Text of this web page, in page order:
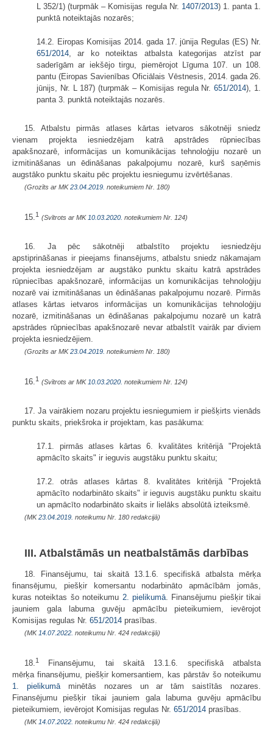
L 352/1) (turpmāk – Komisijas regula Nr. 1407/2013) 1. panta 1.
punktā noteiktajās nozarēs;
14.2. Eiropas Komisijas 2014. gada 17. jūnija Regulas (ES) Nr.
651/2014 , ar ko noteiktas atbalsta kategorijas atzīst par
saderīgām ar iekšējo tirgu, piemērojot Līguma 107. un 108.
pantu (Eiropas Savienības Oficiālais Vēstnesis, 2014. gada 26.
jūnijs, Nr. L 187) (turpmāk – Komisijas regula Nr.651/2014), 1.
panta 3. punktā noteiktajās nozarēs.
15. Atbalstu pirmās atlases kārtas ietvaros sākotnēji sniedz
vienam projekta iesniedzējam katrā apstrādes rūpniecības
apakšnozarē, informācijas un komunikācijas tehnoloģiju nozarē un
izmitināšanas un ēdināšanas pakalpojumu nozarē, kurš saņēmis
augstāko punktu skaitu pēc projektu iesniegumu izvērtēšanas.
(Grozīts ar MK23.04.2019. noteikumiem Nr. 180)
15. 1 (Svītrots ar MK 10.03.2020. noteikumiem Nr. 124)
16. Ja pēc sākotnēji atbalstīto projektu iesniedzēju
apstiprināšanas ir pieejams finansējums, atbalstu sniedz nākamajam
projekta iesniedzējam ar augstāko punktu skaitu katrā apstrādes
rūpniecības apakšnozarē, informācijas un komunikācijas tehnoloģiju
nozarē vai izmitināšanas un ēdināšanas pakalpojumu nozarē. Pirmās
atlases kārtas ietvaros informācijas un komunikācijas tehnoloģiju
nozarē, izmitināšanas un ēdināšanas pakalpojumu nozarē un katrā
apstrādes rūpniecības apakšnozarē nevar atbalstīt vairāk par diviem
projekta iesniedzējiem.
(Grozīts ar MK23.04.2019. noteikumiem Nr. 180)
16.1 (Svītrots ar MK 10.03.2020. noteikumiem Nr. 124)
17. Ja vairākiem nozaru projektu iesniegumiem ir piešķirts vienāds
punktu skaits, priekšroka ir projektam, kas pasākuma:
17.1. pirmās atlases kārtas 6. kvalitātes kritērijā "Projektā
apmācīto skaits" ir ieguvis augstāku punktu skaitu;
17.2. otrās atlases kārtas 8. kvalitātes kritērijā "Projektā
apmācīto nodarbināto skaits" ir ieguvis augstāku punktu skaitu
un apmācīto nodarbināto skaits ir lielāks absolūtā izteiksmē.
(MK23.04.2019. noteikumu Nr. 180 redakcijā)
III. Atbalstāmās un neatbalstāmās darbības
18. Finansējumu, tai skaitā 13.1.6. specifiskā atbalsta mērķa
finansējumu, piešķir komersantu nodarbināto apmācībām jomās,
kuras noteiktas šo noteikumu 2. pielikumā. Finansējumu piešķir tikai
jauniem gala labuma guvēju apmācību pieteikumiem, ievērojot
Komisijas regulas Nr. 651/2014 prasības.
(MK 14.07.2022. noteikumu Nr. 424 redakcijā)
18.1
Finansējumu, tai skaitā 13.1.6. specifiskā atbalsta
mērķa finansējumu, piešķir komersantiem, kas pārstāv šo noteikumu
1. pielikumāminētās nozares un ar tām saistītās nozares.
Finansējumu piešķir tikai jauniem gala labuma guvēju apmācību
pieteikumiem, ievērojot Komisijas regulas Nr. 651/2014 prasības.
(MK 14.07.2022. noteikumu Nr. 424 redakcijā)